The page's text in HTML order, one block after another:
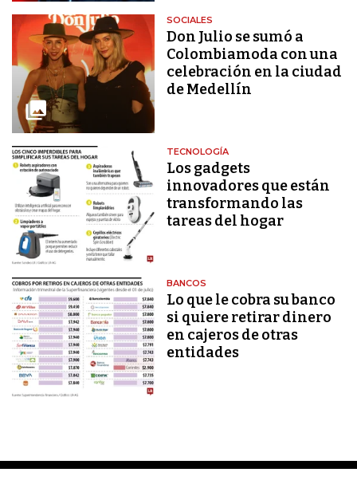
SOCIALES
Don Julio se sumó a
Colombiamoda con una
celebración en la ciudad
de Medellín
TECNOLOGÍA
Los gadgets
innovadores que están
transformando las
tareas del hogar
BANCOS
Lo que le cobra su banco
si quiere retirar dinero
en cajeros de otras
entidades